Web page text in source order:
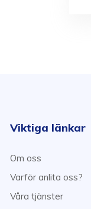
Viktiga länkar
Om oss
Varför anlita oss?
Våra tjänster